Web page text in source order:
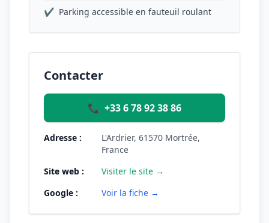
✔ Parking accessible en fauteuil roulant
Contacter
📞 +33 6 78 92 38 86
Adresse :
L'Ardrier, 61570 Mortrée,
France
Site web :
Visiter le site →
Google :
Voir la fiche →